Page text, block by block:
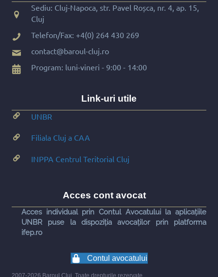
Sediu: Cluj-Napoca, str. Pavel Roșca, nr. 4, ap. 15,
Cluj
Telefon/Fax: +4(0) 264 430 269
contact@baroul-cluj.ro
Program: luni-vineri - 9:00 - 14:00
Link-uri utile
UNBR
Filiala Cluj a CAA
INPPA Centrul Teritorial Cluj
Acces cont avocat
Acces individual prin Contul Avocatului la aplicațiile
UNBR puse la dispoziția avocaților prin platforma
ifep.ro
Contul avocatului
2007-2026 Baroul Cluj. Toate drepturile rezervate.